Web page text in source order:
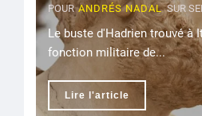
POUR ANDRÉS NADALSUR
Le buste d'Hadrien trouvé à
fonction militaire de...
Lire l'article